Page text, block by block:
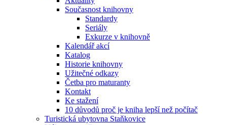
Současnost knihovny
Standardy
Seriály
Exkurze v knihovně
Kalendář akcí
Katalog
Historie knihovny
Užitečné odkazy
Četba pro maturanty
Kontakt
Ke stažení
10 důvodů proč je kniha lepší než počítač
Turistická ubytovna Staňkovice